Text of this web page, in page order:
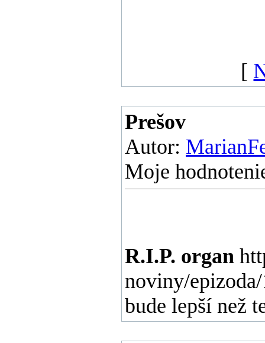
[
Prešov
Autor:
Moje
R.I.P. organ
noviny/
bude lepší než